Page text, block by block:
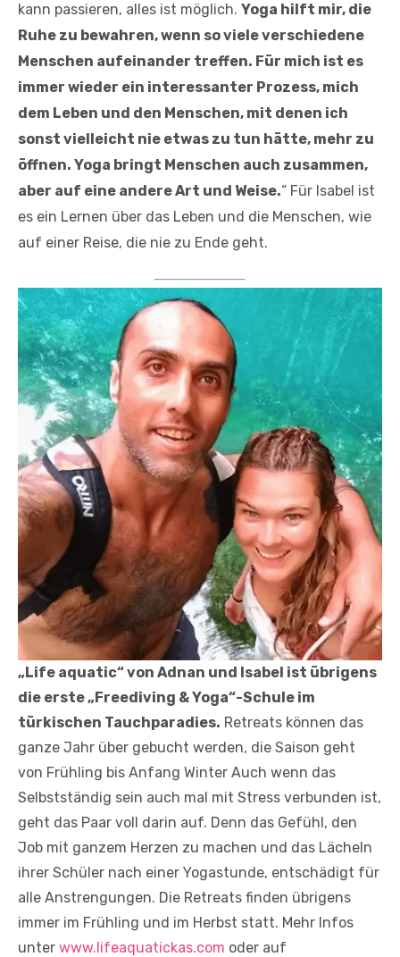
kann passieren, alles ist möglich. Yoga hilft mir, die
Ruhe zu bewahren, wenn so viele verschiedene
Menschen aufeinander treffen. Für mich ist es
immer wieder ein interessanter Prozess, mich
dem Leben und den Menschen, mit denen ich
sonst vielleicht nie etwas zu tun hätte, mehr zu
öffnen. Yoga bringt Menschen auch zusammen,
aber auf eine andere Art und Weise.“ Für Isabel ist
es ein Lernen über das Leben und die Menschen, wie
auf einer Reise, die nie zu Ende geht.
„Life aquatic“ von Adnan und Isabel ist übrigens
die erste „Freediving & Yoga“-Schule im
türkischen Tauchparadies. Retreats können das
ganze Jahr über gebucht werden, die Saison geht
von Frühling bis Anfang Winter Auch wenn das
Selbstständig sein auch mal mit Stress verbunden ist,
geht das Paar voll darin auf. Denn das Gefühl, den
Job mit ganzem Herzen zu machen und das Lächeln
ihrer Schüler nach einer Yogastunde, entschädigt für
alle Anstrengungen. Die Retreats finden übrigens
immer im Frühling und im Herbst statt. Mehr Infos
unter www.lifeaquatickas.com oder auf